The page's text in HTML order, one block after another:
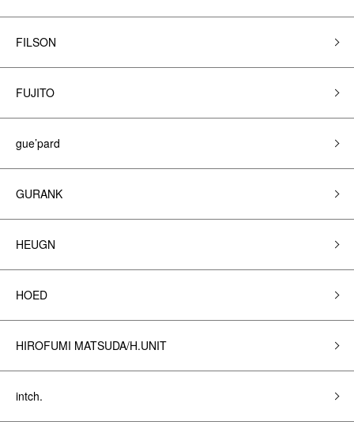
FILSON
FUJITO
gue’pard
GURANK
HEUGN
HOED
HIROFUMI MATSUDA/H.UNIT
intch.